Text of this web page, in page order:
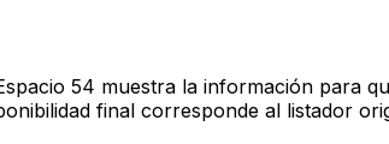
54 muestra la información para
final corresponde al listador